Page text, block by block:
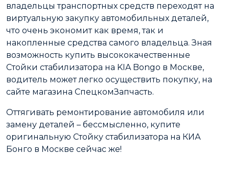
владельцы транспортных средств переходят на
виртуальную закупку автомобильных деталей,
что очень экономит как время, так и
накопленные средства самого владельца. Зная
возможность купить высококачественные
Стойки стабилизатора на KIA Bongo в Москве,
водитель может легко осуществить покупку, на
сайте магазина СпецкомЗапчасть.
Оттягивать ремонтирование автомобиля или
замену деталей – бессмысленно, купите
оригинальную Стойку стабилизатора на КИА
Бонго в Москве сейчас же!